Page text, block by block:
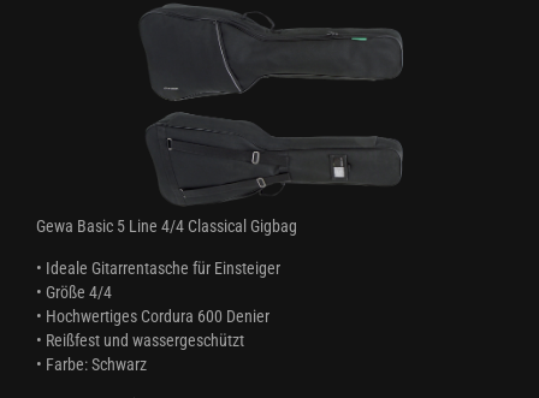
Gewa Basic 5 Line 4/4 Classical Gigbag
• Ideale Gitarrentasche für Einsteiger
​• Größe 4/4
• Hochwertiges Cordura 600 Denier
• Reißfest und wassergeschützt
• Farbe: Schwarz